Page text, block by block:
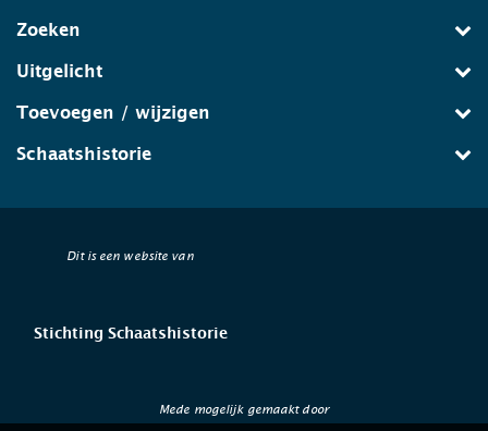
Zoeken
Uitgelicht
Toevoegen / wijzigen
Schaatshistorie
Dit is een website van
Stichting Schaatshistorie
Mede mogelijk gemaakt door